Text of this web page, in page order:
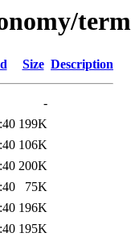
term
Size Description
-
199K
106K
200K
75K
196K
195K